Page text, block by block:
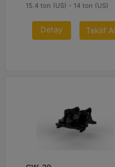
15.4 ton (US) - 14 ton (US)
Detay Teklif Al